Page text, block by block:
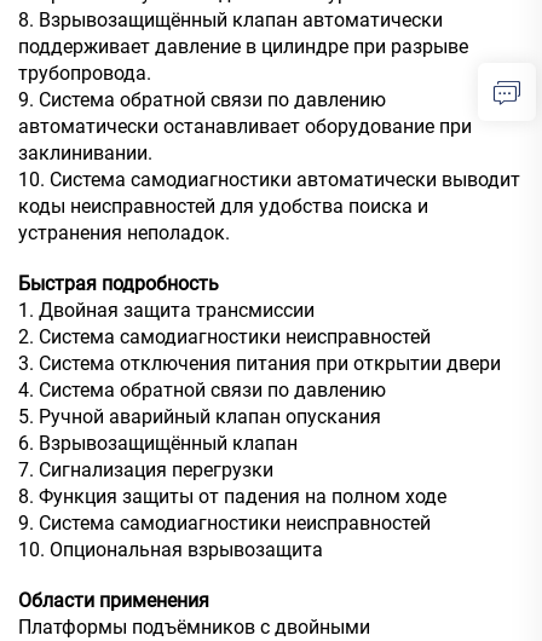
8. Взрывозащищённый клапан автоматически
поддерживает давление в цилиндре при разрыве
трубопровода.
9. Система обратной связи по давлению
автоматически останавливает оборудование при
заклинивании.
10. Система самодиагностики автоматически выводит
коды неисправностей для удобства поиска и
устранения неполадок.
Быстрая подробность
1. Двойная защита трансмиссии
2. Система самодиагностики неисправностей
3. Система отключения питания при открытии двери
4. Система обратной связи по давлению
5. Ручной аварийный клапан опускания
6. Взрывозащищённый клапан
7. Сигнализация перегрузки
8. Функция защиты от падения на полном ходе
9. Система самодиагностики неисправностей
10. Опциональная взрывозащита
Области применения
Платформы подъёмников с двойными